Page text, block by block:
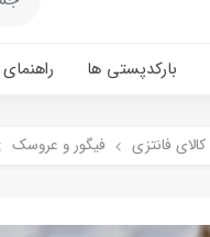
بارکدپستی ها
کالای فانتزی فیگور و عروسک